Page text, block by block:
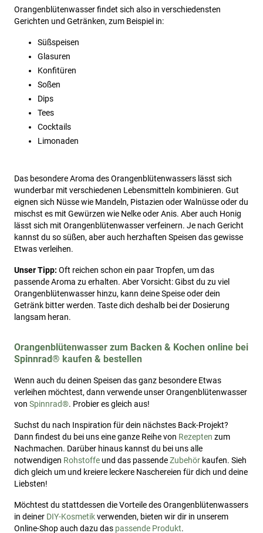
Orangenblütenwasser findet sich also in verschiedensten
Gerichten und Getränken, zum Beispiel in:
Süßspeisen
Glasuren
Konfitüren
Soßen
Dips
Tees
Cocktails
Limonaden
Das besondere Aroma des Orangenblütenwassers lässt sich
wunderbar mit verschiedenen Lebensmitteln kombinieren. Gut
eignen sich Nüsse wie Mandeln, Pistazien oder Walnüsse oder du
mischst es mit Gewürzen wie Nelke oder Anis. Aber auch Honig
lässt sich mit Orangenblütenwasser verfeinern. Je nach Gericht
kannst du so süßen, aber auch herzhaften Speisen das gewisse
Etwas verleihen.
Unser Tipp: Oft reichen schon ein paar Tropfen, um das
passende Aroma zu erhalten. Aber Vorsicht: Gibst du zu viel
Orangenblütenwasser hinzu, kann deine Speise oder dein
Getränk bitter werden. Taste dich deshalb bei der Dosierung
langsam heran.
Orangenblütenwasser zum Backen & Kochen online bei
Spinnrad® kaufen & bestellen
Wenn auch du deinen Speisen das ganz besondere Etwas
verleihen möchtest, dann verwende unser Orangenblütenwasser
von Spinnrad®. Probier es gleich aus!
Suchst du nach Inspiration für dein nächstes Back-Projekt?
Dann findest du bei uns eine ganze Reihe von Rezepten zum
Nachmachen. Darüber hinaus kannst du bei uns alle
notwendigen Rohstoffe und das passendeZubehör kaufen. Sieh
dich gleich um und kreiere leckere Naschereien für dich und deine
Liebsten!
Möchtest du stattdessen die Vorteile des Orangenblütenwassers
in deiner DIY-Kosmetikverwenden, bieten wir dir in unserem
Online-Shop auch dazu das passende Produkt.